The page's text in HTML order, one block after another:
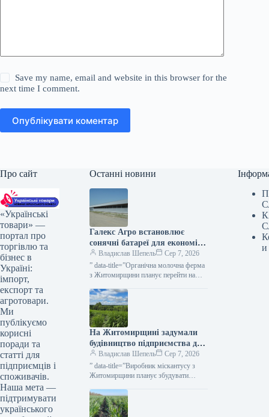
Save my name, email and website in this browser for the
next time I comment.
Опублікувати коментар
Про сайт
«Українські
товари» —
портал про
торгівлю та
бізнес в
Україні:
імпорт,
експорт та
агротовари.
Ми
публікуємо
корисні
поради та
статті для
підприємців і
споживачів.
Наша мета —
підтримувати
українського
Останні новини
Галекс Агро встановлює
сонячні батареї для економії
на обробці молока —
КУРКУЛЬ
Владислав Шепель
Сер 7, 2026
” data-title=”Органічна молочна ферма
з Житомирщини планує перейти на
url=”https://kurkul.com/news/41866-
organichna-molochna-ferma-z-
jitomirschini-planuye-pereyti-na-
sonyachnu-energiyu”> Ферма
органічного молока на Житомирщині
має намір перейти…
На Житомирщині задумали
будівництво підприємства для
обробки міскантусу —
КУРКУЛЬ
Владислав Шепель
Сер 7, 2026
” data-title=”Виробник міскантусу з
Житомирщини планує збудувати
url=”https://kurkul.com/news/41863-
virobnik-miskantusu-z-jitomirschini-
planuye-zbuduvati-peletniy-zavod”>
и